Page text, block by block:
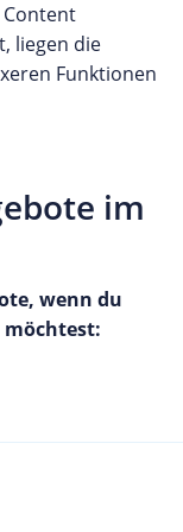
liegen die
Funktionen
im
wenn du
möchtest: